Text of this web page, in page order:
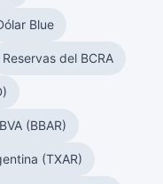
Blue
Reservas del BCRA
(BBAR)
(TXAR)